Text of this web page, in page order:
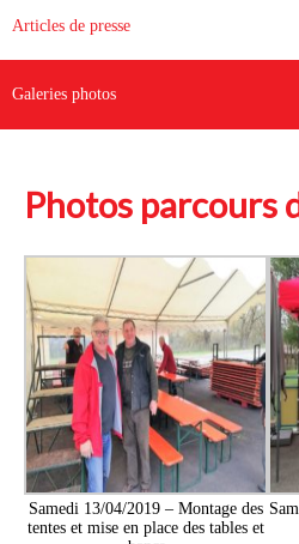
Articles de presse
Galeries photos
Photos parcours
Samedi 13/04/2019 – Montage des
tentes et mise en place des tables et